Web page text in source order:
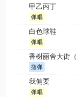
甲乙丙丁
弹唱
白色球鞋
弹唱
香榭丽舍大街（
指弹
我偏要
弹唱